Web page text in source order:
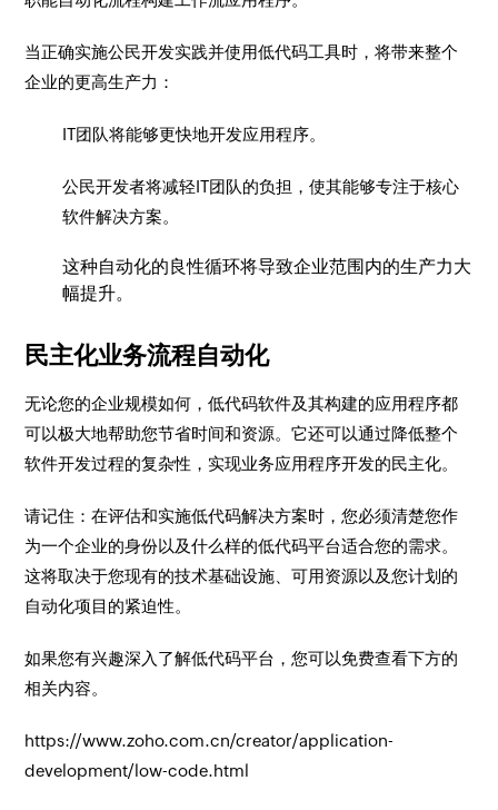
当正确实施公民开发实践并使用低代码工具时，将带来整个
企业的更高生产力：
IT团队将能够更快地开发应用程序。
公民开发者将减轻IT团队的负担，使其能够专注于核心
软件解决方案。
这种自动化的良性循环将导致企业范围内的生产力大
幅提升。
民主化业务流程自动化
无论您的企业规模如何，低代码软件及其构建的应用程序都
可以极大地帮助您节省时间和资源。它还可以通过降低整个
软件开发过程的复杂性，实现业务应用程序开发的民主化。
请记住：在评估和实施低代码解决方案时，您必须清楚您作
为一个企业的身份以及什么样的低代码平台适合您的需求。
这将取决于您现有的技术基础设施、可用资源以及您计划的
自动化项目的紧迫性。
如果您有兴趣深入了解低代码平台，您可以免费查看下方的
相关内容。
https://www.zoho.com.cn/creator/application-
development/low-code.html